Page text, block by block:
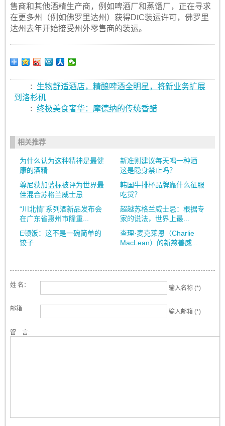
售商和其他酒精生产商，例如啤酒厂和蒸馏厂，正在寻求
在更多州（例如佛罗里达州）获得DtC装运许可，佛罗里
达州去年开始接受州外零售商的装运。
:
生物舒适酒店，精酿啤酒全明星，将新业务扩展
到洛杉矶
: 终极美食奢华：摩德纳的传统香醋
相关推荐
为什么认为这种精神是最健
康的酒精
新准则建议每天喝一种酒
这是隐身禁止吗？
尊尼获加蓝标被评为世界最
佳混合苏格兰威士忌
韩国牛排杯品牌靠什么征服
吃货？
“川北情”系列酒新品发布会
在广东省惠州市隆重...
超越苏格兰威士忌：根据专
家的说法，世界上最...
E顿饭：这不是一碗简单的
饺子
查理·麦克莱恩（Charlie
MacLean）的新慈善威...
姓 名： 输入名称 (*)
邮箱 输入邮箱 (*)
留 言: